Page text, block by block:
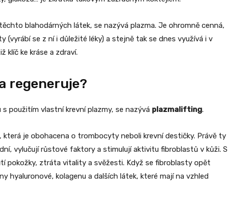
blahodárných látek, se nazývá plazma. Je ohromně cenná,
(vyrábí se z ní i důležité léky) a stejně tak se dnes využívá i v
klíč ke kráse a zdraví.
regeneruje?
s použitím vlastní krevní plazmy, se nazývá plazmalifting.
která je obohacena o trombocyty neboli krevní destičky. Právě ty
vylučují růstové faktory a stimulují aktivitu fibroblastů v kůži. S
pokožky, ztráta vitality a svěžesti. Když se fibroblasty opět
hyaluronové, kolagenu a dalších látek, které mají na vzhled